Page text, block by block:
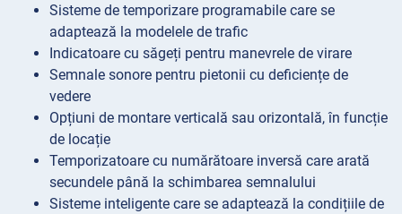
Sisteme de temporizare programabile care se
adaptează la modelele de trafic
Indicatoare cu săgeți pentru manevrele de virare
Semnale sonore pentru pietonii cu deficiențe de
vedere
Opțiuni de montare verticală sau orizontală, în funcție
de locație
Temporizatoare cu numărătoare inversă care arată
secundele până la schimbarea semnalului
Sisteme inteligente care se adaptează la condițiile de